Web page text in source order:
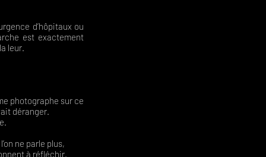
d’hôpitaux ou
est exactement
leur.
photographe sur ce
déranger.
ne parle plus,
à réfléchir.